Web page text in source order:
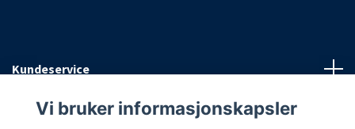
Kundeservice
Informasjon
Vi bruker informasjonskapsler